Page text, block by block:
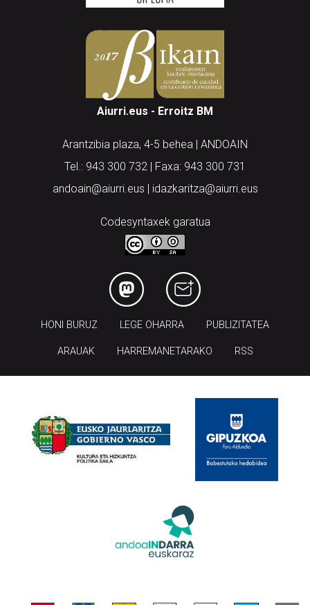
Aiurri.eus - Erroitz BM
Arantzibia plaza, 4-5 behea | ANDOAIN
Tel.: 943 300 732 | Faxa: 943 300 731
andoain@aiurri.eus | idazkaritza@aiurri.eus
Codesyntaxek garatua
HONI BURUZ LEGE OHARRA PUBLIZITATEA
ARAUAK HARREMANETARAKO RSS